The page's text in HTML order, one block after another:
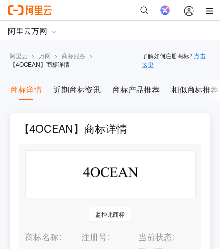
阿里云 > 万网 > 商标服务 >
【4OCEAN】商标详情
了解如何注册商标? 点击
这里
商标详情 近期商标资讯 商标产品推荐 相似商标推荐
【4OCEAN】商标详情
监控此商标
商标名称
注册号
当前状态